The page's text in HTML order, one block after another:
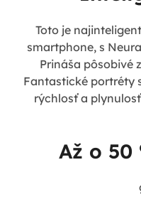
Toto je
smartphone, s
Prináša pôsobivé
Fantastické portréty
rýchlosť a
Až o 50